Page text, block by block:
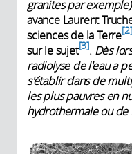
granites par
avance Laurent
sciences de la Terre 2
sur le sujet 3 . Dès
radiolyse de l'eau a
s'établir dans de
les plus pauvres en
hydrothermale ou de